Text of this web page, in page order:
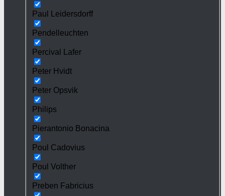
Paul Leidersdorff
Pendelleuchten
Percival Lafer
Peter Hvidt
Peter Opsvik
Philips
Pierantonio Bonacina
Poul Cadovius
Poul Volther
Preben Fabricius